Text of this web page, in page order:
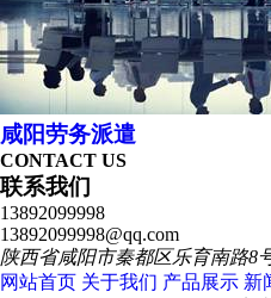
咸阳劳务派遣
CONTACT US
联系我们
13892099998
13892099998@qq.com
陕西省咸阳市秦都区乐育南路8
网站首页 关于我们 产品展示 新